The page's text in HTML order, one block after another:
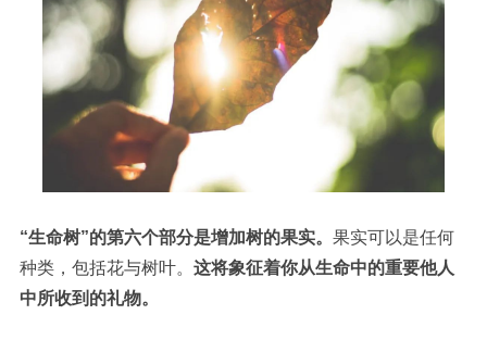
“生命树”的第六个部分是增加树的果实。 果实可以是任何
种类，包括花与树叶。 这将象征着你从生命中的重要他人
中所收到的礼物。